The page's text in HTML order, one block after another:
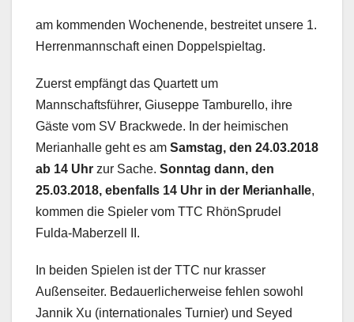
am kommenden Wochenende, bestreitet unsere 1.
Herrenmannschaft einen Doppelspieltag.
Zuerst empfängt das Quartett um
Mannschaftsführer, Giuseppe Tamburello, ihre
Gäste vom SV Brackwede. In der heimischen
Merianhalle geht es am Samstag, den 24.03.2018
ab 14 Uhr zur Sache. Sonntag dann, den
25.03.2018, ebenfalls 14 Uhr in der Merianhalle,
kommen die Spieler vom TTC RhönSprudel
Fulda-Maberzell II.
In beiden Spielen ist der TTC nur krasser
Außenseiter. Bedauerlicherweise fehlen sowohl
Jannik Xu (internationales Turnier) und Seyed